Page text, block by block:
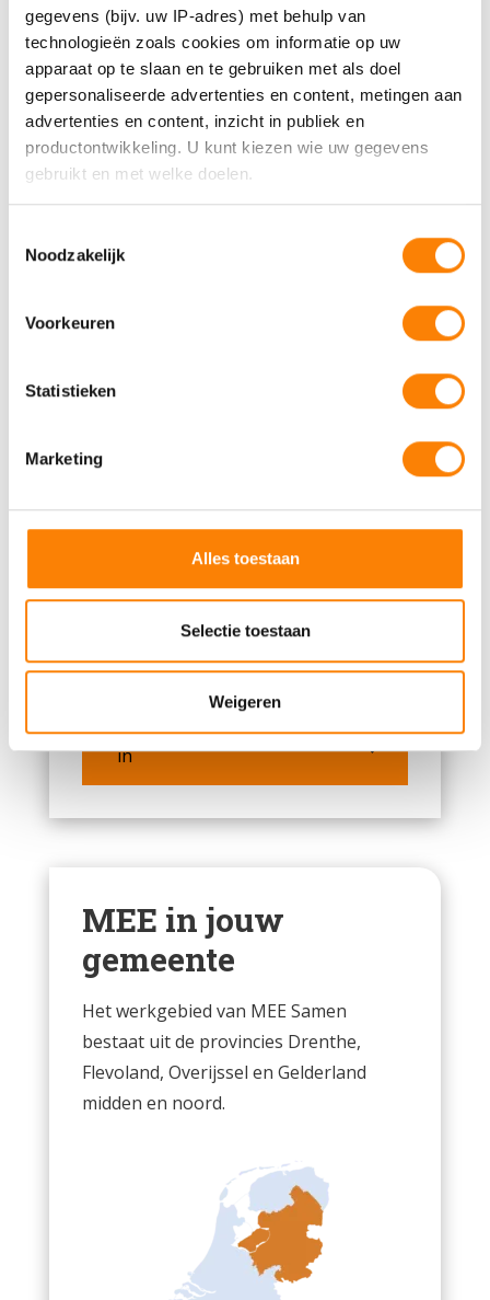
gegevens (bijv. uw IP-adres) met behulp van
technologieën zoals cookies om informatie op uw
apparaat op te slaan en te gebruiken met als doel
gepersonaliseerde advertenties en content, metingen aan
advertenties en content, inzicht in publiek en
productontwikkeling. U kunt kiezen wie uw gegevens
gebruikt en met welke doelen.
Informatie verzamelen over uw geografische locatie,
Uw apparaat identificeren door het actief te scannen
op specifieke eigenschappen (fingerprinting)
verwerkt en stel uw voorkeuren in het
detailgedeelte
in.
en om ons websiteverkeer te analyseren. Ook delen we
partners voor social media, adverteren en analyse. Deze
partners kunnen deze gegevens combineren met andere
verzameld op basis van uw gebruik van hun services.
Noodzakelijk
Voorkeuren
Statistieken
Marketing
Alles toestaan
Selectie toestaan
Weigeren
MEE Samen
Neem contact met ons op.
Bel 088 - 633 0633
Of vul het contactformulier
in
MEE in jouw
gemeente
Het werkgebied van MEE Samen
bestaat uit de provincies Drenthe,
Flevoland, Overijssel en Gelderland
midden en noord.
Sjoerd Quint (bestuurder Openbaar
Wonen en Zorg gemeente Zwolle) hebben
‘Wooncoach Zwolle’ bekrachtigd.